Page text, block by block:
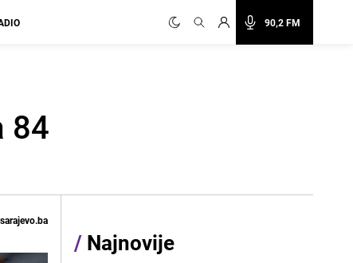
90,2 FM
84
/ Najnovije